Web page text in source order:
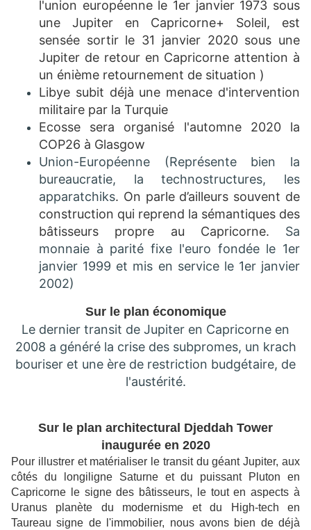
l'union européenne le 1er janvier 1973 sous
une Jupiter en Capricorne+ Soleil, est
sensée sortir le 31 janvier 2020 sous une
Jupiter de retour en Capricorne attention à
un énième retournement de situation )
Libye subit déjà une menace d'intervention
militaire par la Turquie
Ecosse sera organisé l'automne 2020 la
COP26 à Glasgow
Union-Européenne (Représente bien la
bureaucratie, la technostructures, les
apparatchiks. On parle d’ailleurs souvent de
construction qui reprend la sémantiques des
bâtisseurs propre au Capricorne. Sa
monnaie à parité fixe l'euro fondée le 1er
janvier 1999 et mis en service le 1er janvier
2002)
Sur le plan économique
Le dernier transit de Jupiter en Capricorne en
2008 a généré la crise des subpromes, un krach
bouriser et une ère de restriction budgétaire, de
l'austérité.
Sur le plan architectural Djeddah Tower
inaugurée en 2020
Pour illustrer et matérialiser le transit du géant Jupiter, aux
côtés du longiligne Saturne et du puissant Pluton en
Capricorne le signe des bâtisseurs, le tout en aspects à
Uranus planète du modernisme et du High-tech en
Taureau signe de l'immobilier, nous avons bien de déjà